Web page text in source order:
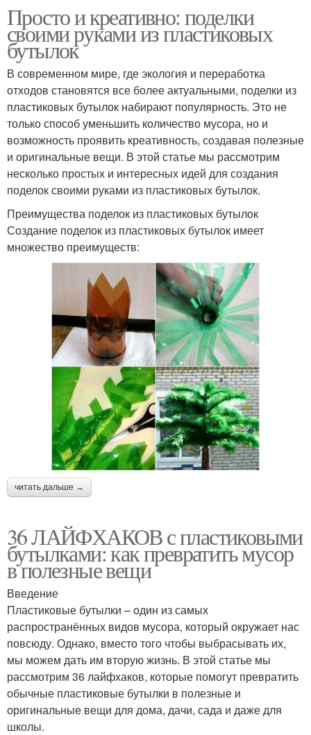
Просто и креативно: поделки
своими руками из пластиковых
бутылок
В современном мире, где экология и переработка
отходов становятся все более актуальными, поделки из
пластиковых бутылок набирают популярность. Это не
только способ уменьшить количество мусора, но и
возможность проявить креативность, создавая полезные
и оригинальные вещи. В этой статье мы рассмотрим
несколько простых и интересных идей для создания
поделок своими руками из пластиковых бутылок.
Преимущества поделок из пластиковых бутылок
Создание поделок из пластиковых бутылок имеет
множество преимуществ:
читать дальше →
36 ЛАЙФХАКОВ с пластиковыми
бутылками: как превратить мусор
в полезные вещи
Введение
Пластиковые бутылки – один из самых
распространённых видов мусора, который окружает нас
повсюду. Однако, вместо того чтобы выбрасывать их,
мы можем дать им вторую жизнь. В этой статье мы
рассмотрим 36 лайфхаков, которые помогут превратить
обычные пластиковые бутылки в полезные и
оригинальные вещи для дома, дачи, сада и даже для
школы.